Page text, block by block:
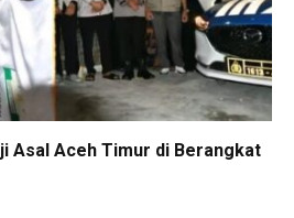
Asal Aceh Timur di Berangkat